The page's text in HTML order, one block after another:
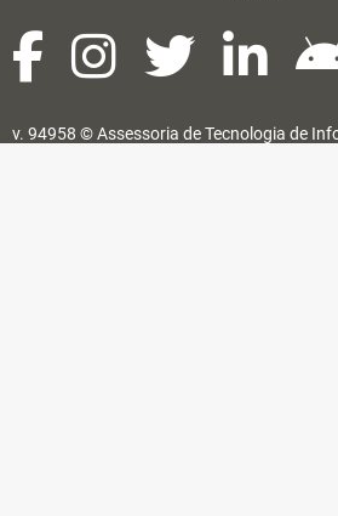
v. 94958 ©Assessoria de Tecnologia de